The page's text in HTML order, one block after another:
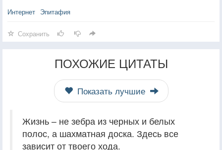
Интернет Эпитафия
Сохранить
ПОХОЖИЕ ЦИТАТЫ
Показать лучшие
Жизнь – не зебра из черных и белых
полос, а шахматная доска. Здесь все
зависит от твоего хода.